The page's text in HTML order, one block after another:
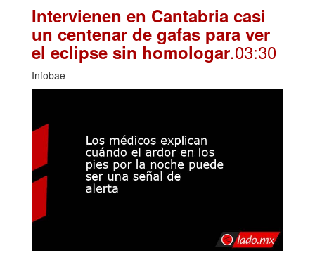
Intervienen en Cantabria casi
un centenar de gafas para ver
el eclipse sin homologar.03:30
Infobae